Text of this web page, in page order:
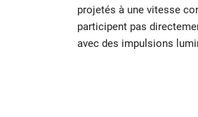
projetés à une vitesse
participent pas
avec des impulsions